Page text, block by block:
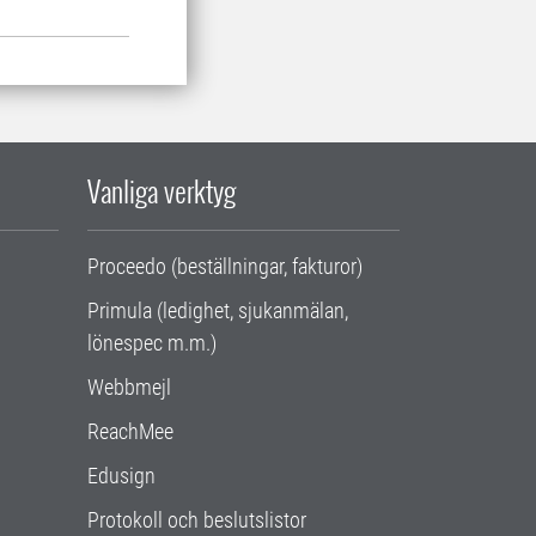
Vanliga verktyg
Proceedo (beställningar, fakturor)
Primula (ledighet, sjukanmälan,
lönespec m.m.)
Webbmejl
ReachMee
Edusign
Protokoll och beslutslistor